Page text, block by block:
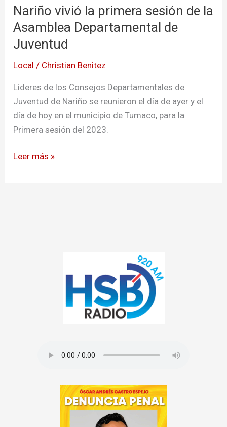
Nariño vivió la primera sesión de la
Asamblea Departamental de
Juventud
Local / Christian Benitez
Líderes de los Consejos Departamentales de
Juventud de Nariño se reunieron el día de ayer y el
día de hoy en el municipio de Tumaco, para la
Primera sesión del 2023.
la
primera
sesión
de
la
Juventud
Leer más »